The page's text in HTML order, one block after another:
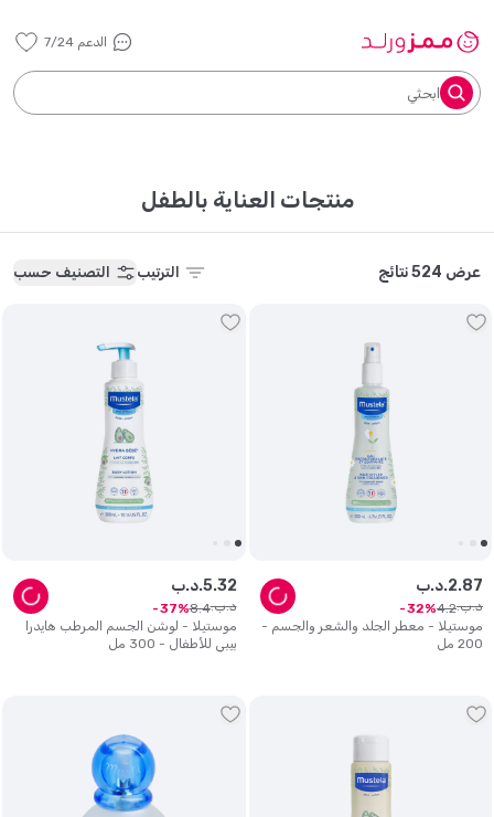
الدعم 7/24
ابحثي
منتجات العناية بالطفل
عرض 524 نتائج الترتيب التصنيف حسب
موستيلا - معطر الجلد والشعر والجسم -
200 مل
د.ب.2.87
د.ب. 4.2
32
موستيلا - لوشن الجسم المرطب هايدرا
بيبي للأطفال - 300 مل
د.ب.5.32
د.ب. 8.4
37